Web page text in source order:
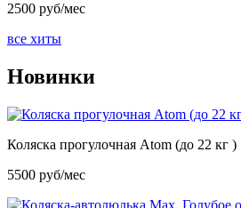
2500 руб/мес
все хиты
Новинки
Коляска прогулочная Atom (до 22 кг )
5500 руб/мес